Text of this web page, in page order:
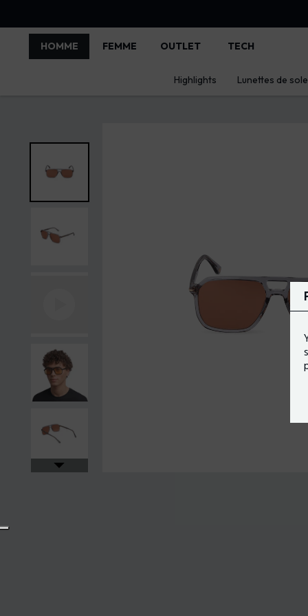
HOMME FEMME OUTLET TECH
Highlights Lunettes de